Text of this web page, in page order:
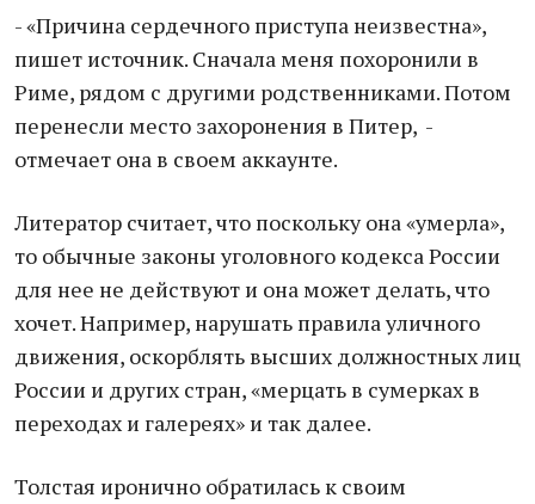
- «Причина сердечного приступа неизвестна»,
пишет источник. Сначала меня похоронили в
Риме, рядом с другими родственниками. Потом
перенесли место захоронения в Питер, -
отмечает она в своем аккаунте.
Литератор считает, что поскольку она «умерла»,
то обычные законы уголовного кодекса России
для нее не действуют и она может делать, что
хочет. Например, нарушать правила уличного
движения, оскорблять высших должностных лиц
России и других стран, «мерцать в сумерках в
переходах и галереях» и так далее.
Толстая иронично обратилась к своим